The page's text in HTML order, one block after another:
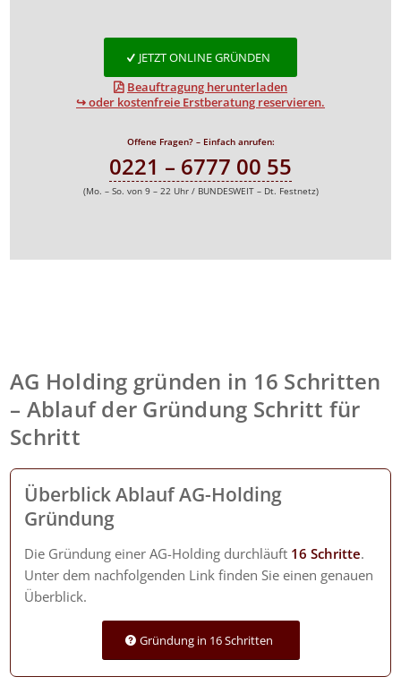
JETZT ONLINE GRÜNDEN
Beauftragung herunterladen
↪ oder kostenfreie Erstberatung reservieren.
Offene Fragen? – Einfach anrufen:
0221 – 6777 00 55
(Mo. – So. von 9 – 22 Uhr / BUNDESWEIT – Dt. Festnetz)
AG Holding gründen in 16 Schritten
– Ablauf der Gründung Schritt für
Schritt
Überblick Ablauf AG-Holding
Gründung
Die Gründung einer AG-Holding durchläuft 16 Schritte.
Unter dem nachfolgenden Link finden Sie einen genauen
Überblick.
Gründung in 16 Schritten